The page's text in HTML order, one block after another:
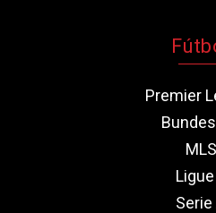
Premier
MLS
Ligue
Serie